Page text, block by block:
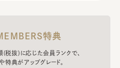
特典
抜)に応じた会員ランクで、
特典がアップグレード。